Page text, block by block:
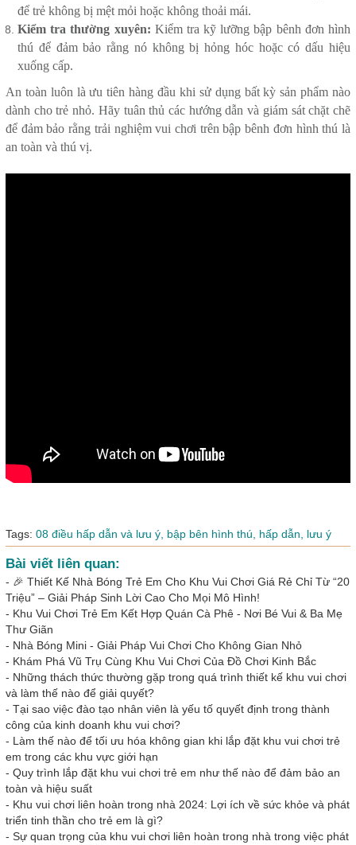
để trẻ không bị mệt mỏi hoặc không thoải mái.
Kiểm tra thường xuyên: Kiểm tra kỹ lưỡng bập bênh đơn hình
thú để đảm bảo rằng nó không bị hỏng hóc hoặc có dấu hiệu
xuống cấp.
An toàn luôn là ưu tiên hàng đầu khi sử dụng bất kỳ sản phẩm nào
dành cho trẻ nhỏ. Hãy tuân thủ các hướng dẫn và giám sát chặt chẽ
để đảm bảo rằng trải nghiệm vui chơi trên bập bênh đơn hình thú là
an toàn và thú vị.
Tags: 08 điều hấp dẫn và lưu ý, bập bên hình thú, hấp dẫn, lưu ý
Bài viết liên quan:
- 🎉 Thiết Kế Nhà Bóng Trẻ Em Cho Khu Vui Chơi Giá Rẻ Chỉ Từ “20
Triệu” – Giải Pháp Sinh Lời Cao Cho Mọi Mô Hình!
- Khu Vui Chơi Trẻ Em Kết Hợp Quán Cà Phê - Nơi Bé Vui & Ba Mẹ
Thư Giãn
- Nhà Bóng Mini - Giải Pháp Vui Chơi Cho Không Gian Nhỏ
- Khám Phá Vũ Trụ Cùng Khu Vui Chơi Của Đồ Chơi Kinh Bắc
- Những thách thức thường gặp trong quá trình thiết kế khu vui chơi
và làm thế nào để giải quyết?
- Tại sao việc đào tạo nhân viên là yếu tố quyết định trong thành
công của kinh doanh khu vui chơi?
- Làm thế nào để tối ưu hóa không gian khi lắp đặt khu vui chơi trẻ
em trong các khu vực giới hạn
- Quy trình lắp đặt khu vui chơi trẻ em như thế nào để đảm bảo an
toàn và hiệu suất
- Khu vui chơi liên hoàn trong nhà 2024: Lợi ích về sức khỏe và phát
triển tinh thần cho trẻ em là gì?
- Sự quan trọng của khu vui chơi liên hoàn trong nhà trong việc phát